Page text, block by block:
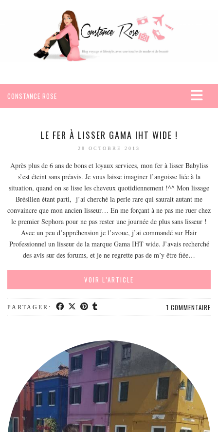
CONSTANCE ROSE
VOYAGES
SEYCHELLES
AMÉRIQUE
EUROPE
ESPAGNE
FRANCE
GRÈCE
ITALIE
PAYS BAS
AUSTRALIE
ARTICLES PRATIQUES
YOGA
MON PROGRAMME DE YOGA EN LIGNE
AUTRES CATÉGORIES
LE FER À LISSER GAMA IHT WIDE !
28 OCTOBRE 2013
Après plus de 6 ans de bons et loyaux services, mon fer à lisser Babyliss
s’est éteint sans préavis. Je vous laisse imaginer l’angoisse liée à la
situation, quand on se lisse les cheveux quotidiennement !^^ Mon lissage
Brésilien étant parti, j’ai cherché la perle rare qui saurait autant me
convaincre que mon ancien lisseur… En me forçant à ne pas me ruer chez
le premier Sephora pour ne pas rester une journée de plus sans lisseur !
Avec un peu d’appréhension je l’avoue, j’ai commandé sur Hair
Professionnel un lisseur de la marque Gama IHT wide. J’avais recherché
des avis sur des forums, et je ne regrette pas de m’y être fiée…
VOIR L’ARTICLE
PARTAGER: 1 COMMENTAIRE